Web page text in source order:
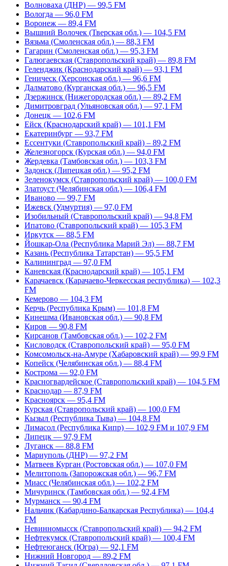
Волноваха (ДНР) — 99,5 FM
Вологда — 96,0 FM
Воронеж — 89,4 FM
Вышний Волочек (Тверская обл.) — 104,5 FM
Вязьма (Смоленская обл.) — 88,3 FM
Гагарин (Смоленская обл.) — 95,3 FM
Галюгаевская (Ставропольский край) — 89,8 FM
Геленджик (Краснодарский край) — 93,1 FM
Геническ (Херсонская обл.) — 96,6 FM
Далматово (Курганская обл.) — 96,5 FM
Дзержинск (Нижегородская обл.) — 89,2 FM
Димитровград (Ульяновская обл.) — 97,1 FM
Донецк — 102,6 FM
Ейск (Краснодарский край) — 101,1 FM
Екатеринбург — 93,7 FM
Ессентуки (Ставропольский край) – 89,2 FM
Железногорск (Курская обл.) — 94,0 FM
Жердевка (Тамбовская обл.) — 103,3 FM
Задонск (Липецкая обл.) — 95,2 FM
Зеленокумск (Ставропольский край) — 100,0 FM
Златоуст (Челябинская обл.) — 106,4 FM
Иваново — 99,7 FM
Ижевск (Удмуртия) — 97,0 FM
Изобильный (Ставропольский край) — 94,8 FM
Ипатово (Ставропольский край) — 105,3 FM
Иркутск — 88,5 FM
Йошкар-Ола (Республика Марий Эл) — 88,7 FM
Казань (Республика Татарстан) — 95,5 FM
Калининград — 97,0 FM
Каневская (Краснодарский край) — 105,1 FM
Карачаевск (Карачаево-Черкесская республика) — 102,3
FM
Кемерово — 104,3 FM
Керчь (Республика Крым) — 101,8 FM
Кинешма (Ивановская обл.) — 90,8 FM
Киров — 90,8 FM
Кирсанов (Тамбовская обл.) — 102,2 FM
Кисловодск (Ставропольский край) — 95,0 FM
Комсомольск-на-Амуре (Хабаровский край) — 99,9 FM
Копейск (Челябинская обл.) — 88,4 FM
Кострома — 92,0 FM
Красногвардейское (Ставропольский край) — 104,5 FM
Краснодар — 87,9 FM
Красноярск — 95,4 FM
Курская (Ставропольский край) — 100,0 FM
Кызыл (Республика Тыва) — 104,8 FM
Лимасол (Республика Кипр) — 102,9 FM и 107,9 FM
Липецк — 97,9 FM
Луганск — 88,8 FM
Мариуполь (ДНР) — 97,2 FM
Матвеев Курган (Ростовская обл.) — 107,0 FM
Мелитополь (Запорожская обл.) — 96,7 FM
Миасс (Челябинская обл.) — 102,2 FM
Мичуринск (Тамбовская обл.) — 92,4 FM
Мурманск — 90,4 FM
Нальчик (Кабардино-Балкарская Республика) — 104,4
FM
Невинномысск (Ставропольский край) — 94,2 FM
Нефтекумск (Ставропольский край) — 100,4 FM
Нефтеюганск (Югра) — 92,1 FM
Нижний Новгород — 89,2 FM